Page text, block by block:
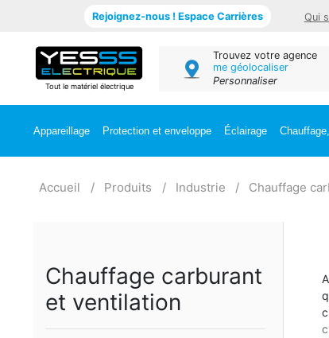
Rejoignez-nous ! Espace Carrières Qui
Tout le matériel électrique
Trouvez votre agence
me géolocaliser
Personnaliser
Appareillage Protection et enveloppe Éclairage
Accueil Produits Industrie Chauffage
Chauffage carburant
et ventilation